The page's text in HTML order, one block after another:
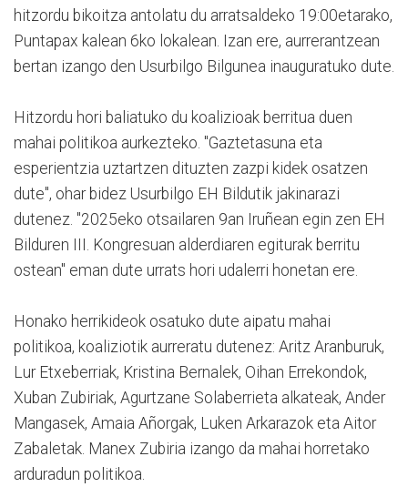
hitzordu bikoitza antolatu du arratsaldeko 19:00etarako,
Puntapax kalean 6ko lokalean. Izan ere, aurrerantzean
bertan izango den Usurbilgo Bilgunea inauguratuko dute.
Hitzordu hori baliatuko du koalizioak berritua duen
mahai politikoa aurkezteko. "Gaztetasuna eta
esperientzia uztartzen dituzten zazpi kidek osatzen
dute", ohar bidez Usurbilgo EH Bildutik jakinarazi
dutenez. "2025eko otsailaren 9an Iruñean egin zen EH
Bilduren III. Kongresuan alderdiaren egiturak berritu
ostean" eman dute urrats hori udalerri honetan ere.
Honako herrikideok osatuko dute aipatu mahai
politikoa, koaliziotik aurreratu dutenez: Aritz Aranburuk,
Lur Etxeberriak, Kristina Bernalek, Oihan Errekondok,
Xuban Zubiriak, Agurtzane Solaberrieta alkateak, Ander
Mangasek, Amaia Añorgak, Luken Arkarazok eta Aitor
Zabaletak. Manex Zubiria izango da mahai horretako
arduradun politikoa.